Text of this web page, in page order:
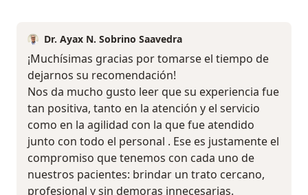
Dr. Ayax N. Sobrino Saavedra
¡Muchísimas gracias por tomarse el tiempo de
dejarnos su recomendación!
Nos da mucho gusto leer que su experiencia fue
tan positiva, tanto en la atención y el servicio
como en la agilidad con la que fue atendido
junto con todo el personal . Ese es justamente el
compromiso que tenemos con cada uno de
nuestros pacientes: brindar un trato cercano,
profesional y sin demoras innecesarias.